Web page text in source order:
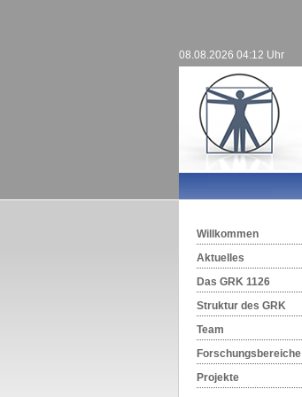
08.08.2026 04:12 Uhr
Willkommen
Aktuelles
Das GRK 1126
Struktur des GRK
Team
Forschungsbereiche
Projekte